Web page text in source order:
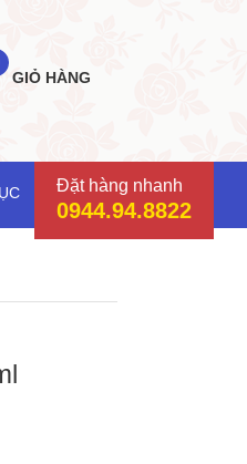
GIỎ HÀNG
Đặt hàng nhanh
0944.94.8822